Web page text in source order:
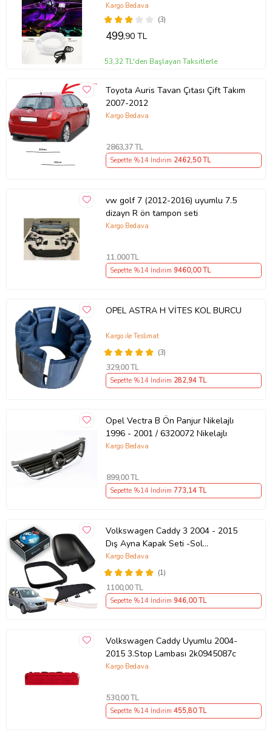
Girişli
(3)
Kargo Bedava
499,90 TL
53,32 TL'den Başlayan Taksitlerle
Toyota Auris Tavan Çıtası Çift Takım
2007-2012
Kargo Bedava
2863,37 TL
Sepette %14 İndirim 2462,50 TL
vw golf 7 (2012-2016) uyumlu 7.5
dizayn R ön tampon seti
Kargo Bedava
11.000TL
Sepette %14 İndirim 9460,00 TL
OPEL ASTRA H VİTES KOL BURCU
(3)
Kargo ile Teslimat
329,00 TL
Sepette %14 İndirim 282,94 TL
Opel Vectra B Ön Panjur Nikelajlı
1996 - 2001 / 6320072 Nikelajlı
Kargo Bedava
899,00 TL
Sepette %14 İndirim 773,14 TL
Volkswagen Caddy 3 2004 - 2015
Dış Ayna Kapak Seti -Sol
7E18575289 B9
(1)
Kargo Bedava
1100,00 TL
Sepette %14 İndirim 946,00 TL
Volkswagen Caddy Uyumlu 2004-
2015 3.Stop Lambası 2k0945087c
Kargo Bedava
530,00 TL
Sepette %14 İndirim 455,80 TL